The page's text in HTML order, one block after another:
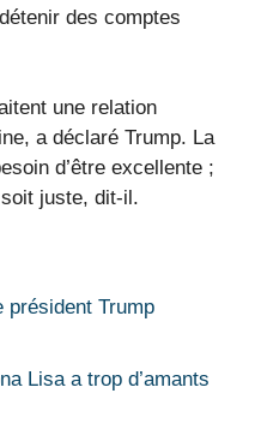
des comptes
une relation
a déclaré Trump. La
d’être excellente ;
juste, dit-il.
président Trump
Lisa a trop d’amants